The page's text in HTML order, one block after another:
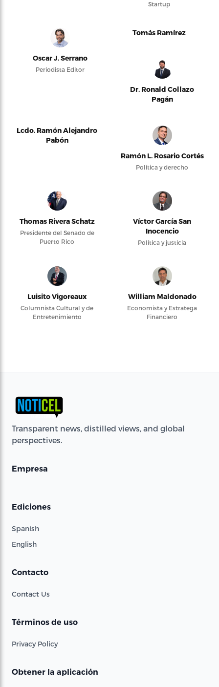
Startup
Oscar J. Serrano
Periodista Editor
Tomás Ramírez
Dr. Ronald Collazo
Pagán
Lcdo. Ramón Alejandro
Pabón
Ramón L. Rosario Cortés
Política y derecho
Thomas Rivera Schatz
Presidente del Senado de
Puerto Rico
Víctor García San
Inocencio
Política y justicia
Luisito Vigoreaux
Columnista Cultural y de
Entretenimiento
William Maldonado
Economista y Estratega
Financiero
Transparent news, distilled views, and global
perspectives.
Empresa
Ediciones
Spanish
English
Contacto
Contact Us
Términos de uso
Privacy Policy
Obtener la aplicación